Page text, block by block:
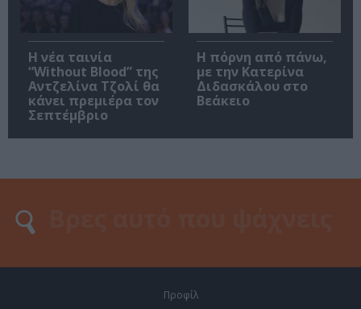
Η νέα ταινία
“Without Blood” της
Αντζελίνα Τζολί θα
κάνει πρεμιέρα τον
Σεπτέμβριο
Η πόρνη από πάνω,
με την Κατερίνα
Διδασκάλου στο
Βεάκειο
Προφίλ